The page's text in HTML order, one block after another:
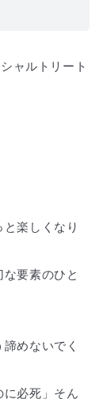
ャルトリート
楽しくなり
要素のひと
めないでく
に必死」そん